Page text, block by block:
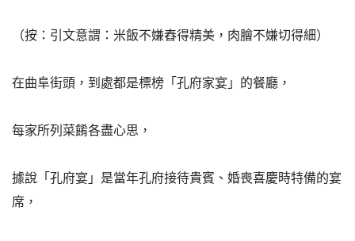
（按：引文意謂：米飯不嫌舂得精美，肉膾不嫌切得細）
在曲阜街頭，到處都是標榜「孔府家宴」的餐廳，
每家所列菜餚各盡心思，
據說「孔府宴」是當年孔府接待貴賓、婚喪喜慶時特備的宴
席，